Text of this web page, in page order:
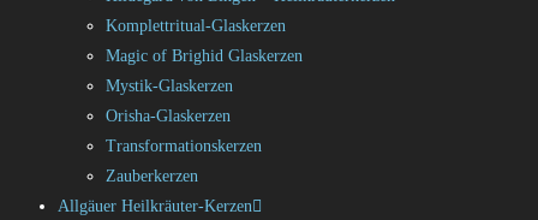
Komplettritual-Glaskerzen
Magic of Brighid Glaskerzen
Mystik-Glaskerzen
Orisha-Glaskerzen
Transformationskerzen
Zauberkerzen
Allgäuer Heilkräuter-Kerzen